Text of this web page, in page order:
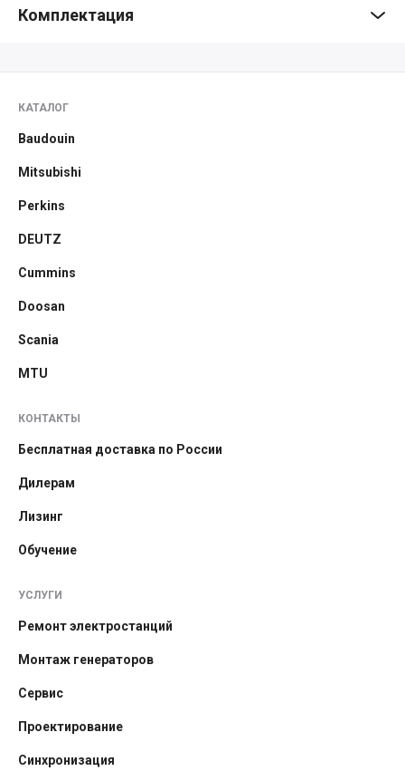
Комплектация
КАТАЛОГ
Baudouin
Mitsubishi
Perkins
DEUTZ
Cummins
Doosan
Scania
MTU
КОНТАКТЫ
Бесплатная доставка по России
Дилерам
Лизинг
Обучение
УСЛУГИ
Ремонт электростанций
Монтаж генераторов
Сервис
Проектирование
Синхронизация